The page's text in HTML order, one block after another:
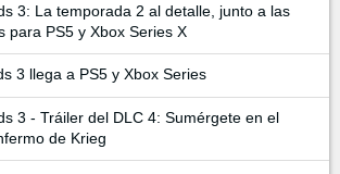
3: La temporada 2 al detalle, junto a las
para PS5 y Xbox Series X
3 llega a PS5 y Xbox Series
3 - Tráiler del DLC 4: Sumérgete en el
de Krieg